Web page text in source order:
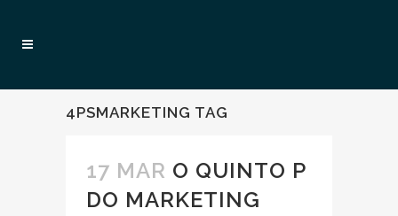
4PSMARKETING TAG
17 MAR O QUINTO P
DO MARKETING